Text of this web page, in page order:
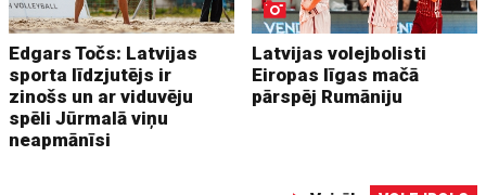
Edgars Točs: Latvijas
sporta līdzjutējs ir
zinošs un ar viduvēju
spēli Jūrmalā viņu
neapmānīsi
Latvijas volejbolisti
Eiropas līgas mačā
pārspēj Rumāniju